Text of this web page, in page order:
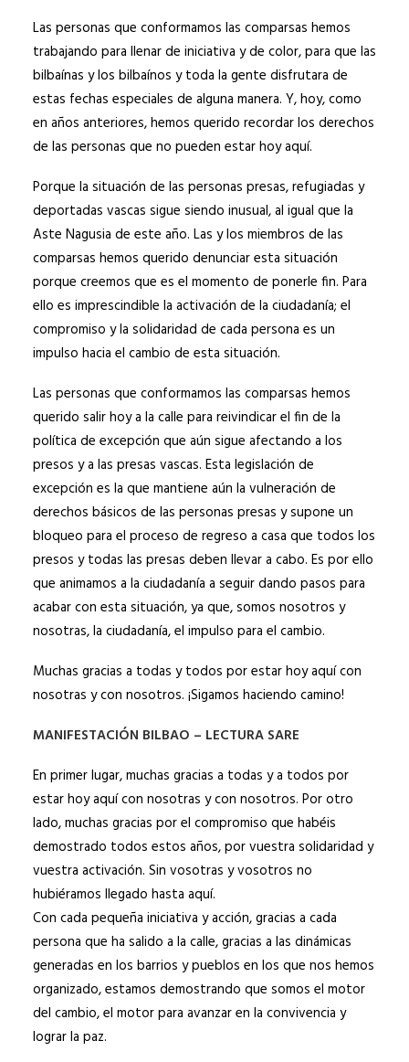
Las personas que conformamos las comparsas hemos
trabajando para llenar de iniciativa y de color, para que las
bilbaínas y los bilbaínos y toda la gente disfrutara de
estas fechas especiales de alguna manera. Y, hoy, como
en años anteriores, hemos querido recordar los derechos
de las personas que no pueden estar hoy aquí.
Porque la situación de las personas presas, refugiadas y
deportadas vascas sigue siendo inusual, al igual que la
Aste Nagusia de este año. Las y los miembros de las
comparsas hemos querido denunciar esta situación
porque creemos que es el momento de ponerle fin. Para
ello es imprescindible la activación de la ciudadanía; el
compromiso y la solidaridad de cada persona es un
impulso hacia el cambio de esta situación.
Las personas que conformamos las comparsas hemos
querido salir hoy a la calle para reivindicar el fin de la
política de excepción que aún sigue afectando a los
presos y a las presas vascas. Esta legislación de
excepción es la que mantiene aún la vulneración de
derechos básicos de las personas presas y supone un
bloqueo para el proceso de regreso a casa que todos los
presos y todas las presas deben llevar a cabo. Es por ello
que animamos a la ciudadanía a seguir dando pasos para
acabar con esta situación, ya que, somos nosotros y
nosotras, la ciudadanía, el impulso para el cambio.
Muchas gracias a todas y todos por estar hoy aquí con
nosotras y con nosotros. ¡Sigamos haciendo camino!
MANIFESTACIÓN BILBAO – LECTURA SARE
En primer lugar, muchas gracias a todas y a todos por
estar hoy aquí con nosotras y con nosotros. Por otro
lado, muchas gracias por el compromiso que habéis
demostrado todos estos años, por vuestra solidaridad y
vuestra activación. Sin vosotras y vosotros no
hubiéramos llegado hasta aquí.
Con cada pequeña iniciativa y acción, gracias a cada
persona que ha salido a la calle, gracias a las dinámicas
generadas en los barrios y pueblos en los que nos hemos
organizado, estamos demostrando que somos el motor
del cambio, el motor para avanzar en la convivencia y
lograr la paz.